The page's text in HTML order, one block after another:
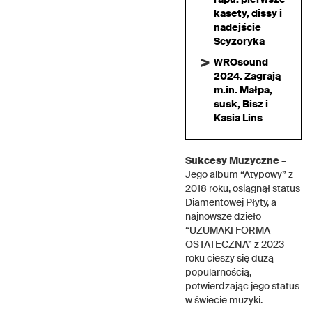
kasety, dissy i
nadejście
Scyzoryka
WROsound
2024. Zagrają
m.in. Małpa,
susk, Bisz i
Kasia Lins
Sukcesy Muzyczne–
Jego album “Atypowy” z
2018 roku, osiągnął status
Diamentowej Płyty, a
najnowsze dzieło
“UZUMAKI FORMA
OSTATECZNA” z 2023
roku cieszy się dużą
popularnością,
potwierdzając jego status
w świecie muzyki.